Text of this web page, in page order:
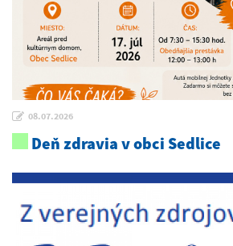
08.07.2026
Deň zdravia v obci Sedlice